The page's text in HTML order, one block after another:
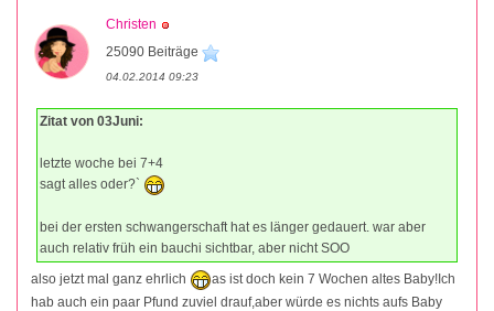
Christen
25090 Beiträge
04.02.2014 09:23
Zitat von 03Juni:
letzte woche bei 7+4
sagt alles oder?`
bei der ersten schwangerschaft hat es länger gedauert. war aber
auch relativ früh ein bauchi sichtbar, aber nicht SOO
also jetzt mal ganz ehrlich
as ist doch kein 7 Wochen altes Baby!Ich
hab auch ein paar Pfund zuviel drauf,aber würde es nichts aufs Baby